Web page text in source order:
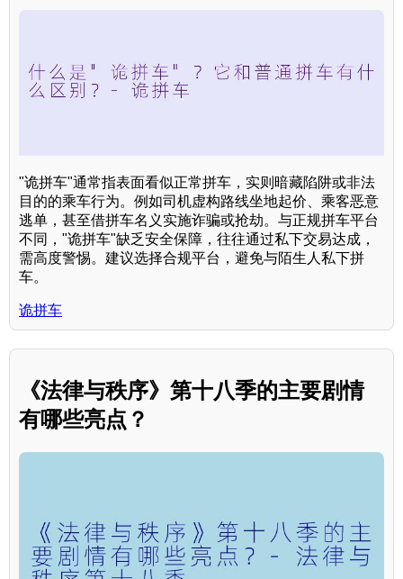
"诡拼车"通常指表面看似正常拼车，实则暗藏陷阱或非法
目的的乘车行为。例如司机虚构路线坐地起价、乘客恶意
逃单，甚至借拼车名义实施诈骗或抢劫。与正规拼车平台
不同，"诡拼车"缺乏安全保障，往往通过私下交易达成，
需高度警惕。建议选择合规平台，避免与陌生人私下拼
车。
诡拼车
《法律与秩序》第十八季的主要剧情
有哪些亮点？